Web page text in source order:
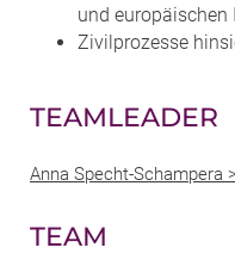
und europäischen
Zivilprozesse
TEAMLEADER
Anna Specht-Schampera >
TEAM